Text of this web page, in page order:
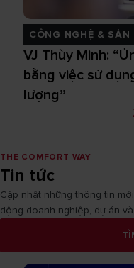
CÔNG NGHỆ & SẢN
VJ Thùy Minh:
bằng việc sử
lượng”
THE COMFORT WAY
Tin tức
Cập nhật những thông tin
động doanh nghiệp, dự án